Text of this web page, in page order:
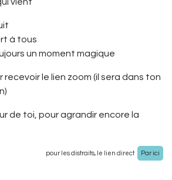
à tous
un moment magique
recevoir le lien zoom (il sera dans ton
de toi, pour agrandir encore la
pour les distraits, le lien direct Par ici